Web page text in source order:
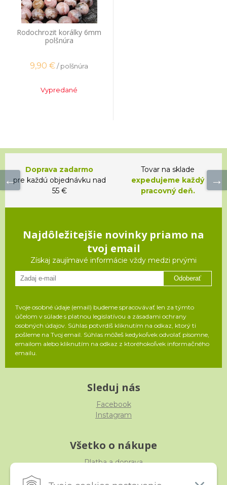
Rodochrozit korálky 6mm
polšnúra
9,90 €/ polšnúra
Vypredané
Doprava zadarmo
pre každú objednávku nad
55 €
Tovar na sklade
expedujeme každý
pracovný deň.
Najdôležitejšie novinky priamo na
tvoj email
Získaj zaujímavé informácie vždy medzi prvými
Odoberať
Tvoje osobné údaje (email) budeme spracovávať len za týmto
účelom v súlade s platnou legislatívou a zásadami ochrany
osobných údajov. Súhlas potvrdíš kliknutím na odkaz, ktorý ti
pošleme na Tvoj email. Súhlas môžeš kedykoľvek odvolať písomne,
emailom alebo kliknutím na odkaz z ktoréhokoľvek informačného
emailu.
Sleduj nás
Facebook
Instagram
Všetko o nákupe
Platba a doprava